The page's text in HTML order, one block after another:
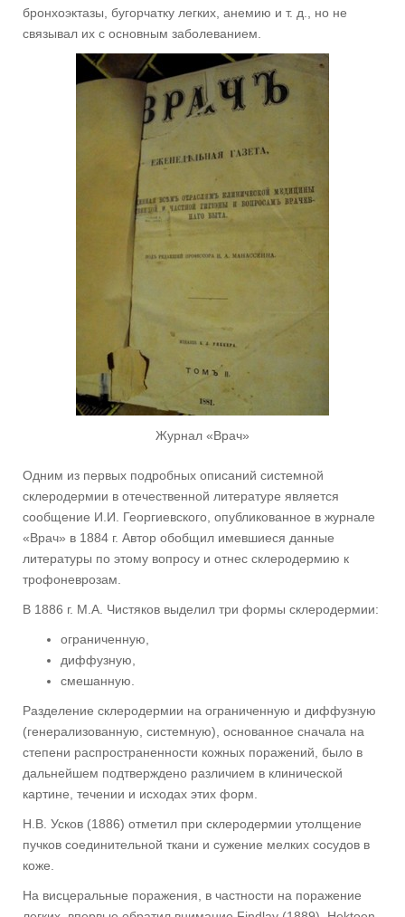
бронхоэктазы, бугорчатку легких, анемию и т. д., но не
связывал их с основным заболеванием.
Журнал «Врач»
Одним из первых подробных описаний системной
склеродермии в отечественной литературе является
сообщение И.И. Георгиевского, опубликованное в журнале
«Врач» в 1884 г. Автор обобщил имевшиеся данные
литературы по этому вопросу и отнес склеродермию к
трофоневрозам.
В 1886 г. М.А. Чистяков выделил три формы склеродермии:
ограниченную,
диффузную,
смешанную.
Разделение склеродермии на ограниченную и диффузную
(генерализованную, системную), основанное сначала на
степени распространенности кожных поражений, было в
дальнейшем подтверждено различием в клинической
картине, течении и исходах этих форм.
Н.В. Усков (1886) отметил при склеродермии утолщение
пучков соединительной ткани и сужение мелких сосудов в
коже.
На висцеральные поражения, в частности на поражение